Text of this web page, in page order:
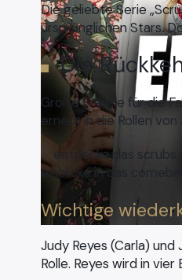
Die geliebte Serie
ursprünglichen Stars.
Die
Große Freude für die
erneut in die Rollen von
Wichtige
Judy Reyes (Carla)
Rolle. Reyes wird in